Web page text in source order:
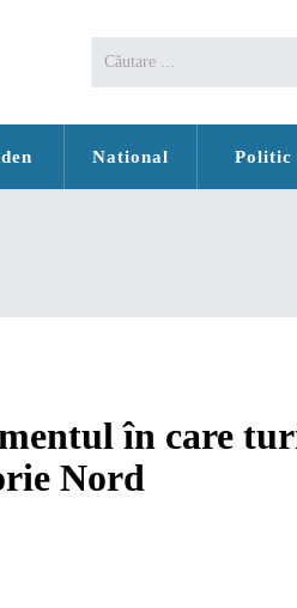
National Politic
în care
Nord